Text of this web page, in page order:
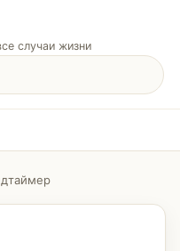
случаи жизни